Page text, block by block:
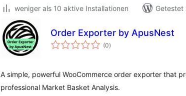
weniger als 10 aktive Installationen
Getestet
Order Exporter by ApusNest
(0Bewertungen
insgesamt
)
A simple, powerful WooCommerce order exporter that
professional Market Basket Analysis.